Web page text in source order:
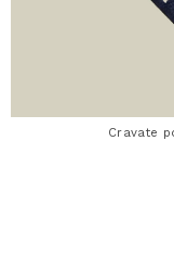
Cravate